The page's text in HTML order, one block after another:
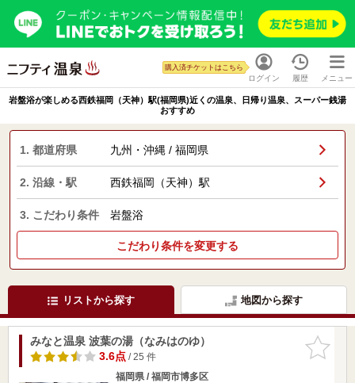
ログイン
購入済チケットはこちら
履歴 メニュー
岩盤浴が楽しめる西鉄福岡（天神）駅(福岡県)近くの温泉、日帰り温泉、スーパー銭湯
おすすめ
1. 都道府県 九州・沖縄 / 福岡県
2. 沿線・駅 西鉄福岡（天神）駅
3. こだわり条件 岩盤浴
こだわり条件を変更する
リストから探す 地図から探す
お気に入
りに追加
みなと温泉 波葉の湯（なみはのゆ）
3.6点/ 25 件
福岡県 / 福岡市博多区